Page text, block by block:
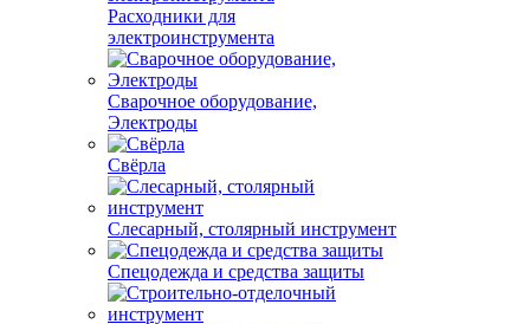
Расходники для
электроинструмента
Сварочное оборудование,
Электроды
Свёрла
Слесарный, столярный инструмент
Спецодежда и средства защиты